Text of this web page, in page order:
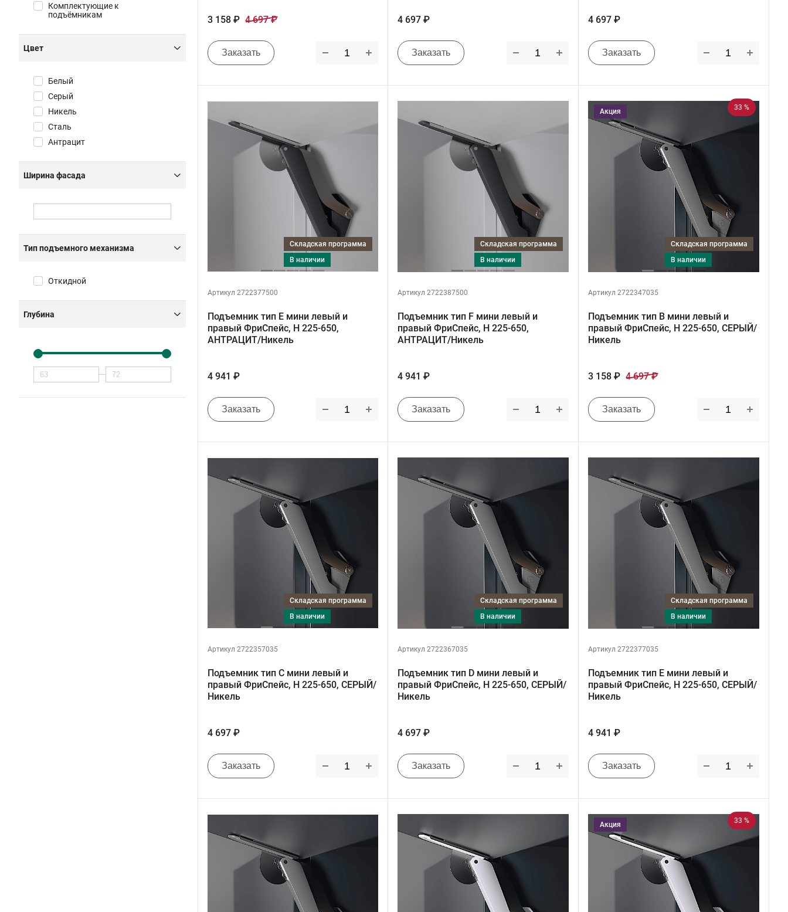
Комплектующие к
подъёмникам
Цвет
Белый
Серый
Никель
Сталь
Антрацит
Ширина фасада
Тип подъемного механизма
Откидной
Глубина
3 158 ₽ 4 697 ₽
Заказать
4 697 ₽
Заказать
4 697 ₽
Заказать
Складская программа
в наличии
Артикул 2722377500
Подъемник тип E мини левый и
правый ФриСпейс, H 225-650,
АНТРАЦИТ/Никель
4 941 ₽
Заказать
Складская программа
в наличии
Артикул 2722387500
Подъемник тип F мини левый и
правый ФриСпейс, H 225-650,
АНТРАЦИТ/Никель
4 941 ₽
Заказать
33 %
Складская программа
в наличии
Акция
Артикул 2722347035
Подъемник тип B мини левый и
правый ФриСпейс, H 225-650, СЕРЫЙ/
Никель
3 158 ₽ 4 697 ₽
Заказать
Складская программа
в наличии
Артикул 2722357035
Подъемник тип C мини левый и
правый ФриСпейс, H 225-650, СЕРЫЙ/
Никель
4 697 ₽
Заказать
Складская программа
в наличии
Артикул 2722367035
Подъемник тип D мини левый и
правый ФриСпейс, H 225-650, СЕРЫЙ/
Никель
4 697 ₽
Заказать
Складская программа
в наличии
Артикул 2722377035
Подъемник тип E мини левый и
правый ФриСпейс, H 225-650, СЕРЫЙ/
Никель
4 941 ₽
Заказать
33 %
Акция